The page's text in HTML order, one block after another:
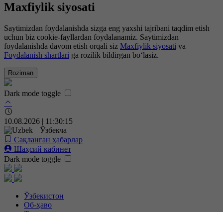
Maxfiylik siyosati
Saytimizdan foydalanishda sizga eng yaxshi tajribani taqdim etish
uchun biz cookie-fayllardan foydalanamiz. Saytimizdan
foydalanishda davom etish orqali siz Maxfiylik siyosati va
Foydalanish shartlari ga rozilik bildirgan bo‘lasiz.
Roziman
Dark mode toggle
10.08.2026 | 11:30:15
Ўзбекча
Сақланган ҳабарлар
Шаҳсий кабинет
Dark mode toggle
Ўзбекистон
Об-ҳаво